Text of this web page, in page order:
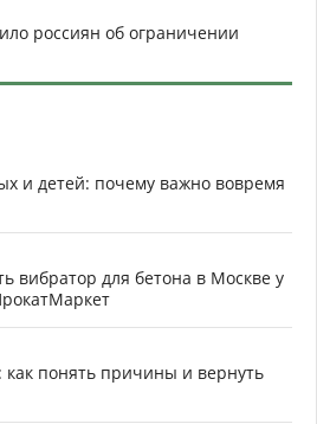
россиян об ограничении
и детей: почему важно вовремя
вибратор для бетона в Москве у
как понять причины и вернуть